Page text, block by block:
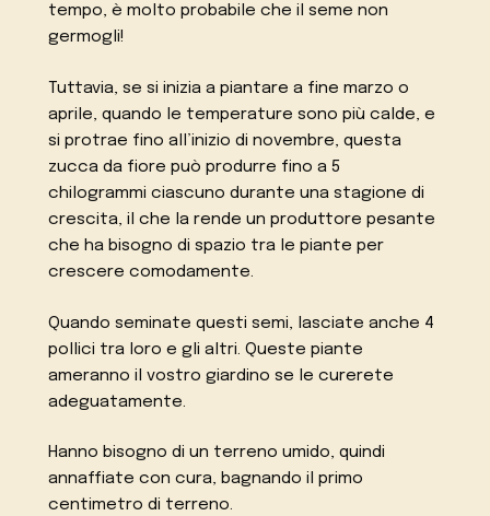
tempo, è molto probabile che il seme non
germogli!
Tuttavia, se si inizia a piantare a fine marzo o
aprile, quando le temperature sono più calde, e
si protrae fino all’inizio di novembre, questa
zucca da fiore può produrre fino a 5
chilogrammi ciascuno durante una stagione di
crescita, il che la rende un produttore pesante
che ha bisogno di spazio tra le piante per
crescere comodamente.
Quando seminate questi semi, lasciate anche 4
pollici tra loro e gli altri. Queste piante
ameranno il vostro giardino se le curerete
adeguatamente.
Hanno bisogno di un terreno umido, quindi
annaffiate con cura, bagnando il primo
centimetro di terreno.